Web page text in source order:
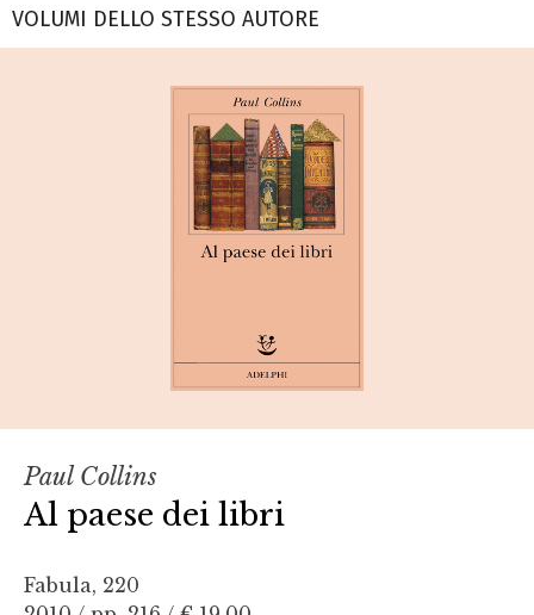
VOLUMI DELLO STESSO AUTORE
Paul Collins
Al paese dei libri
Fabula, 220